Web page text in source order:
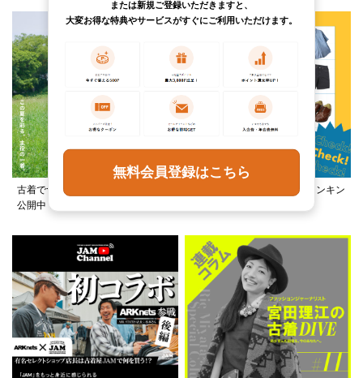
古着でつくる、夏フェススタイルを
公開中！
この夏何着る？カテゴリ別ランキン
または新規ご登録いただきますと、
大変お得な特典やサービスがすぐにご利用いただけます。
無料会員登録はこちら